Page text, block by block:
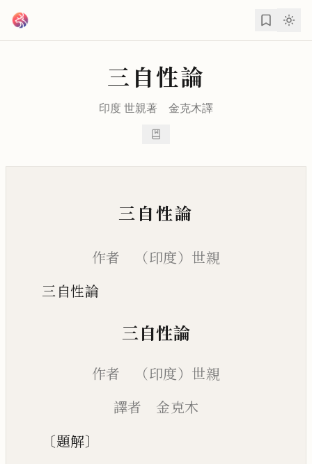
三自性論
印度 世親著 金克木譯
三自性論
作者 （印度）世親
三自性論
三自性論
作者 （印度）世親
譯者 金克木
〔題解〕